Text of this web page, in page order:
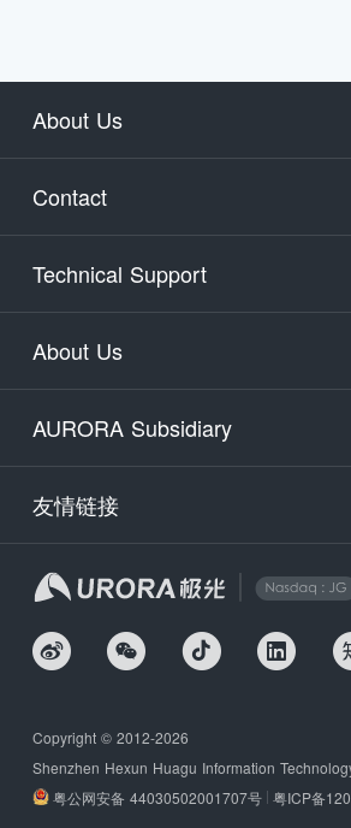
About Us
Contact
Technical Support
About Us
AURORA Subsidiary
友情链接
Copyright © 2012-2026
Shenzhen Hexun Huagu Information
粤公网安备 44030502001707号 粤ICP备